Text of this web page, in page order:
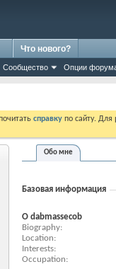
Сообщество Опции
Что нового?
справку по сайту.
Обо мне
Базовая информация
О dabmassecob
Biography
Location
Interests
Occupation